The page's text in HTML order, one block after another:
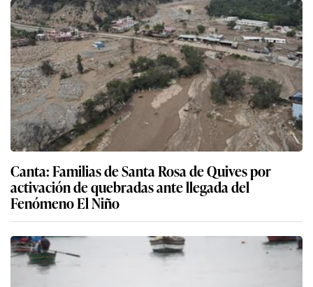
Canta: Familias de Santa Rosa de Quives por
activación de quebradas ante llegada del
Fenómeno El Niño